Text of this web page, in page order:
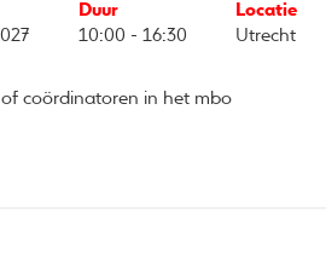
Duur
10:00 - 16:30
Locatie
Utrecht
of coördinatoren in het mbo